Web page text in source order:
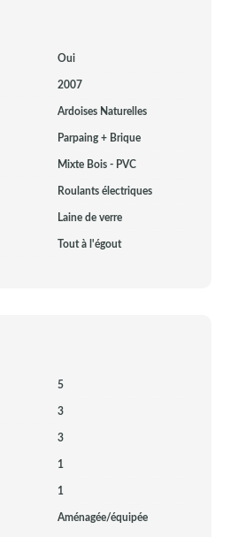
Oui
2007
Ardoises Naturelles
Parpaing + Brique
Mixte Bois - PVC
Roulants électriques
Laine de verre
Tout à l'égout
5
3
3
1
1
Aménagée/équipée